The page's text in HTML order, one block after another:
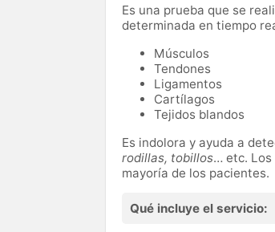
Es una prueba que se
determinada en tiempo
Músculos
Tendones
Ligamentos
Cartílagos
Tejidos blandos
Es indolora y ayuda a
rodillas, tobillos… etc. Los
mayoría de los pacientes.
Qué incluye el servicio: